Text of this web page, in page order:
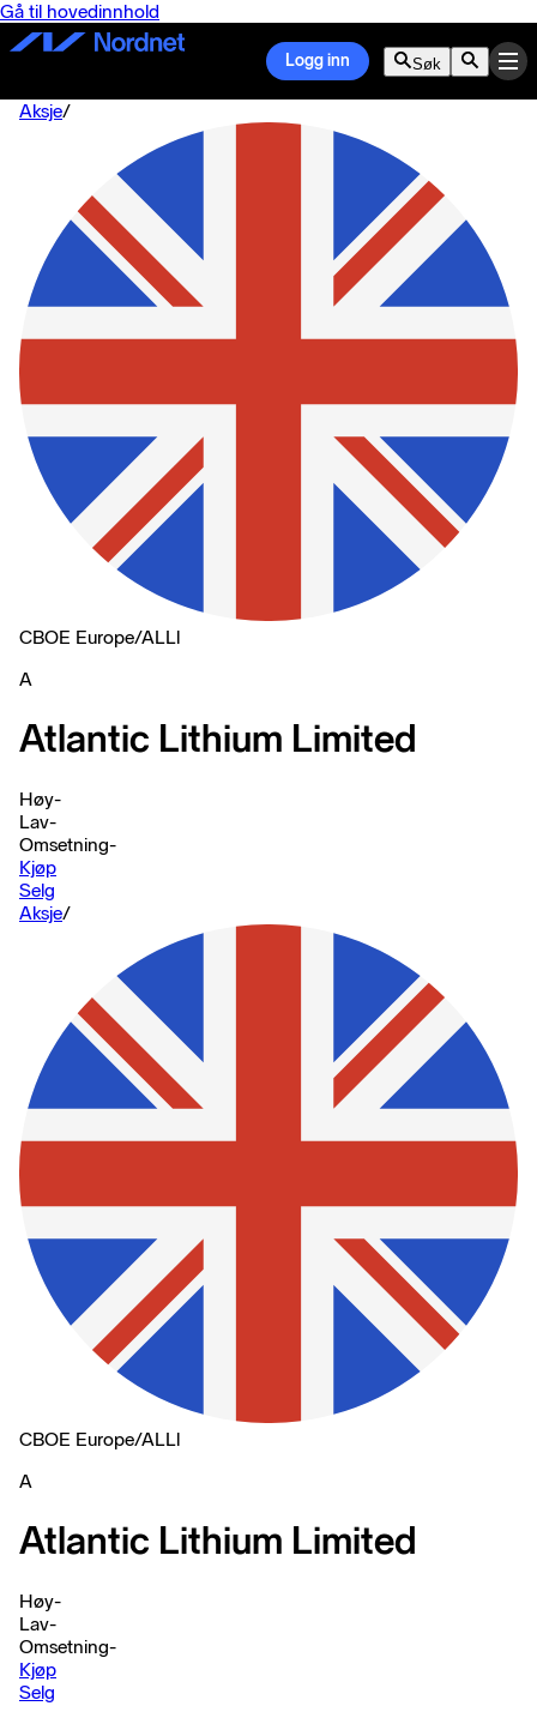
Gå til hovedinnhold
Logg inn Søk
Aksje/
CBOE Europe/ALLl
A
Atlantic Lithium Limited
Høy-
Lav-
Omsetning-
Kjøp
Selg
Aksje/
CBOE Europe/ALLl
A
Atlantic Lithium Limited
Høy-
Lav-
Omsetning-
Kjøp
Selg